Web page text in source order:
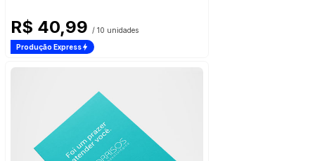
R$ 40,99 / 10 unidades
Produção Express